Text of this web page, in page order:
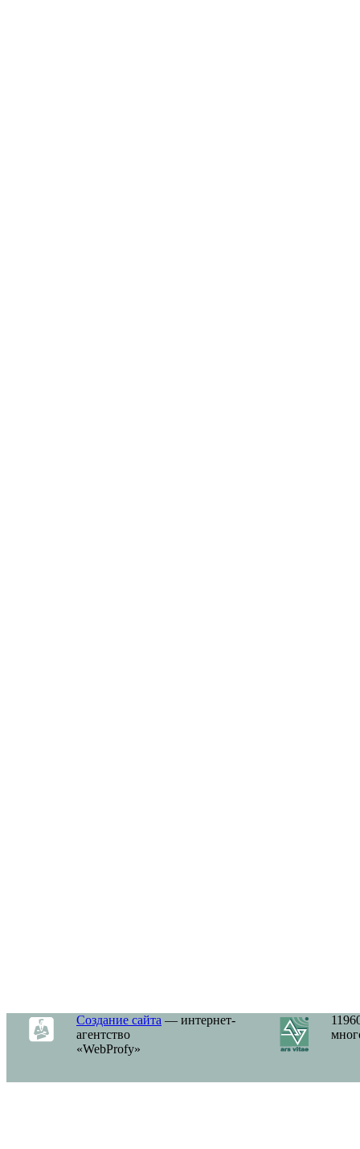
Создание сайта — интернет-
агентство
«WebProfy»